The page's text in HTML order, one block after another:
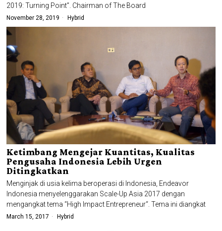
2019: Turning Point”. Chairman of The Board
November 28, 2019 Hybrid
Ketimbang Mengejar Kuantitas, Kualitas
Pengusaha Indonesia Lebih Urgen
Ditingkatkan
Menginjak di usia kelima beroperasi di Indonesia, Endeavor
Indonesia menyelenggarakan Scale-Up Asia 2017 dengan
mengangkat tema “High Impact Entrepreneur“. Tema ini diangkat
March 15, 2017 Hybrid